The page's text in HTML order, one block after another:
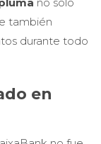
no solo
también
durante todo
en